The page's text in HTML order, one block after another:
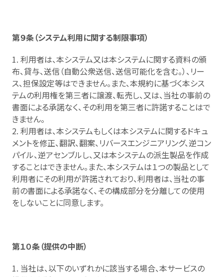
第９条（システム利用に関する制限事項）
1. 利用者は、本システム又は本システムに関する資料の頒
布、貸与、送信（自動公衆送信、送信可能化を含む。）、リー
ス、担保設定等はできません。また、本規約に基づく本シス
テムの利用権を第三者に譲渡、転売し、又は、当社の事前の
書面による承諾なく、その利用を第三者に許諾することはで
きません。
2. 利用者は、本システムもしくは本システムに関するドキュ
メントを修正、翻訳、翻案、リバースエンジニアリング、逆コン
パイル、逆アセンブルし、又は本システムの派生製品を作成
することはできません。また、本システムは１つの製品として
利用者にその利用が許諾されており、利用者は、当社の事
前の書面による承諾なく、その構成部分を分離しての使用
をしないことに同意します。
第１０条（提供の中断）
1. 当社は、以下のいずれかに該当する場合、本サービスの